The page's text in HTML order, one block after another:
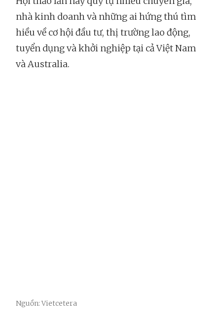
nhà kinh doanh và những ai hứng thú tìm
hiều về cơ hội đầu tư, thị trường lao động,
tuyển dụng và khởi nghiệp tại cả Việt Nam
và Australia.
Nguồn: Vietcetera